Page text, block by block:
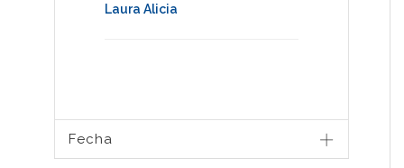
Laura Alicia
Fecha